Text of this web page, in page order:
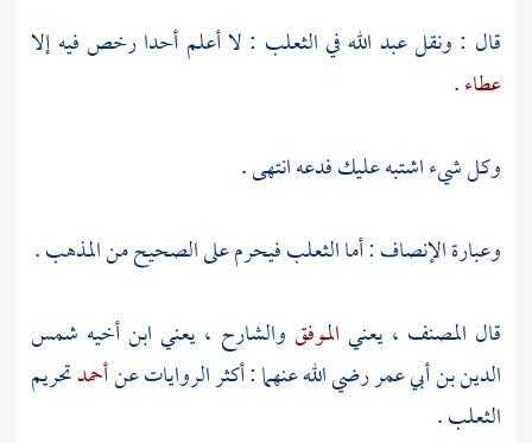
قال : ونقلعبد اللهفي الثعلب : لا أعلم أحدا رخص فيه إلا
عطاء.
وكل شيء اشتبه عليك فدعه انتهى .
وعبارة الإنصاف : أما الثعلب فيحرم على الصحيح من المذهب .
قال المصنف ، يعني الموفق والشارح ، يعني ابن أخيه شمس
الدين بن أبي عمررضي الله عنهما : أكثر الروايات عنأحمدتحريم
الثعلب .